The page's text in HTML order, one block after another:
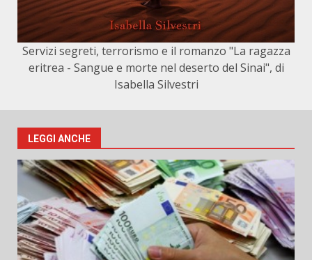
Servizi segreti, terrorismo e il romanzo "La ragazza
eritrea - Sangue e morte nel deserto del Sinai", di
Isabella Silvestri
LEGGI ANCHE